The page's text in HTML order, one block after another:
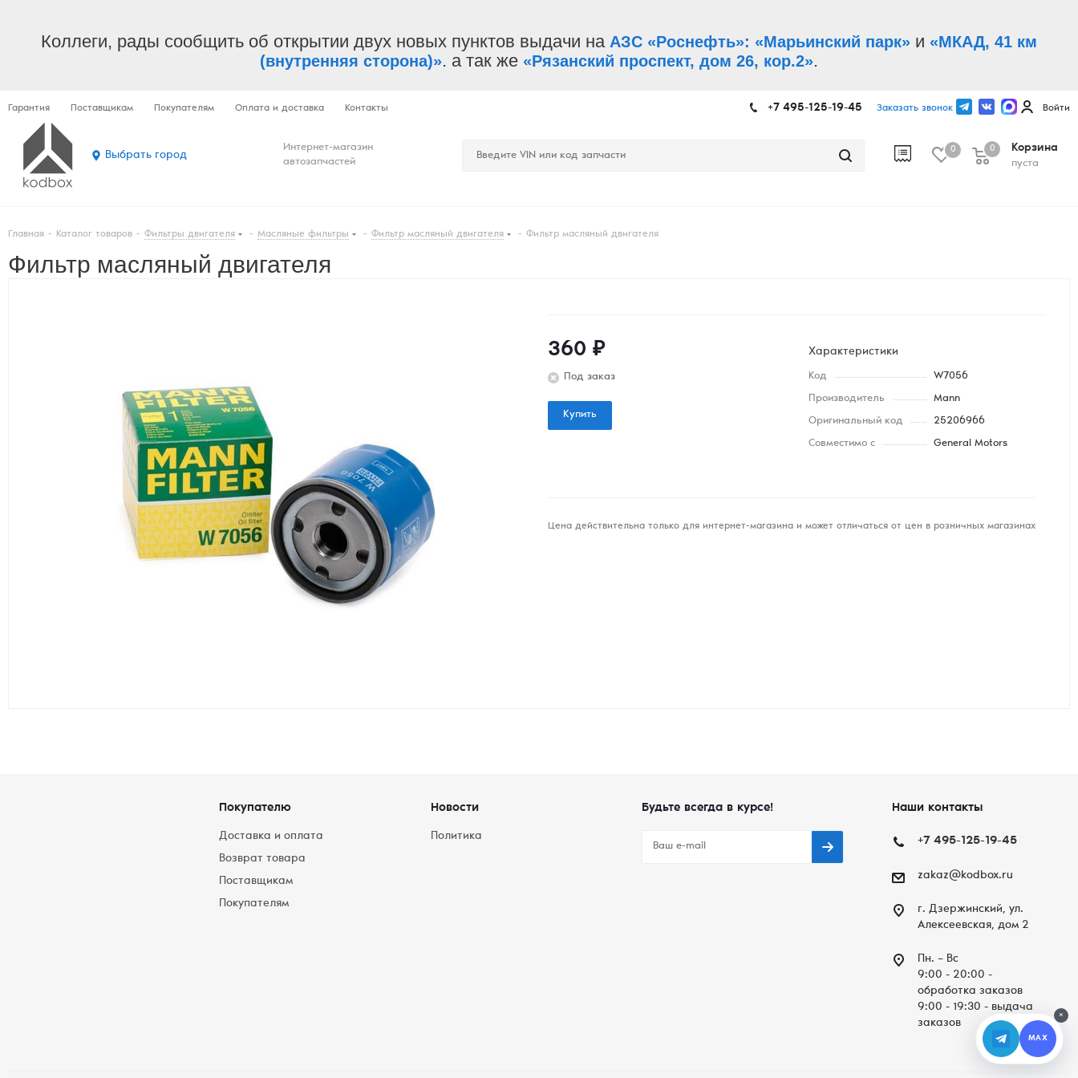
Коллеги, рады сообщить об открытии двух новых пунктов выдачи на АЗС «Роснефть»: «Марьинский парк» и «МКАД, 41 км
(внутренняя сторона)». а так же «Рязанский проспект, дом 26, кор.2».
Гарантия Поставщикам Покупателям Оплата и доставка Контакты +7 495-125-19-45 Заказать звонок Войти
Выбрать город
Интернет-магазин
автозапчастей
0
Корзина
пуста
0
Главная - Каталог товаров - Фильтры двигателя - Масляные фильтры - Фильтр масляный двигателя - Фильтр масляный двигателя
Фильтр масляный двигателя
360 ₽
Под заказ
Купить
Характеристики
Код W7056
Производитель Mann
Оригинальный код 25206966
Совместимо с General Motors
Цена действительна только для интернет-магазина и может отличаться от цен в розничных магазинах
Покупателю
Доставка и оплата
Возврат товара
Поставщикам
Покупателям
Новости
Политика
Будьте всегда в курсе! Наши контакты
+7 495-125-19-45
zakaz@kodbox.ru
г. Дзержинский, ул.
Алексеевская, дом 2
Пн. – Вc
9:00 - 20:00 -
обработка заказов
9:00 - 19:30 - выдача
заказов
×
MAX